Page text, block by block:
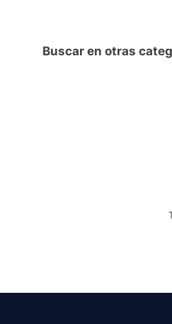
Buscar en otras